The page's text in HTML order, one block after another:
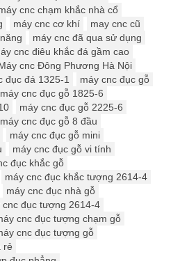
cnc chạm khắc nhà cổ
máy cnc cơ khí
may cnc cũ
máy cnc đã qua sử dụng
cnc điêu khắc đá gầm cao
cnc Đông Phương Hà Nội
đục đá 1325-1
máy cnc đục gỗ
máy cnc đục gỗ 1825-6
máy cnc đục gỗ 2225-6
máy cnc đục gỗ 8 đầu
máy cnc đục gỗ mini
máy cnc đục gỗ vi tính
đục khắc gỗ
máy cnc đục khắc tượng 2614-4
máy cnc đục nhà gỗ
cnc đục tượng 2614-4
cnc đục tượng chạm gỗ
cnc đục tượng gỗ
rẻ